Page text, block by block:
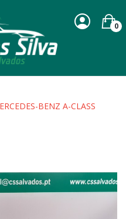
0
BENZ A-CLASS